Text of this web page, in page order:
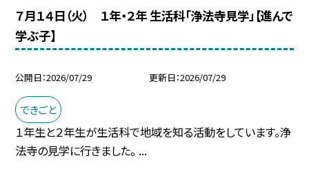
７月１４日（火） １年・２年 生活科「浄法寺見学」【進んで
学ぶ子】
公開日 2026/07/29 更新日 2026/07/29
できごと
１年生と２年生が生活科で地域を知る活動をしています。浄
法寺の見学に行きました。 ...